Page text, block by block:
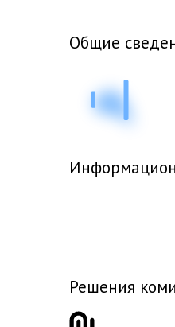
Общие
Решения